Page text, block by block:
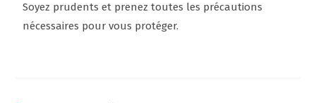
Soyez prudents et prenez toutes les précautions
nécessaires pour vous protéger.